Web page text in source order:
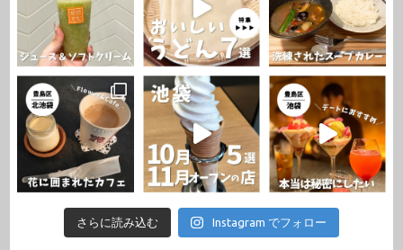
さらに読み込む Instagram でフォロー